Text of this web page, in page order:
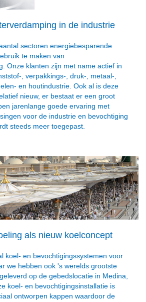
in de industrie
sectoren energiebesparende
te maken van
Onze klanten zijn met name actief in
, verpakkings-, druk-, metaal-,
en houtindustrie. Ook al is deze
nieuw, er bestaat er een groot
jarenlange goede ervaring met
voor de industrie en bevochtiging
steeds meer toegepast.
als nieuw koelconcept
koel- en bevochtigingssystemen voor
we hebben ook 's werelds grootste
op de gebedslocatie in Medina,
koel- en bevochtigingsinstallatie is
ontworpen kappen waardoor de